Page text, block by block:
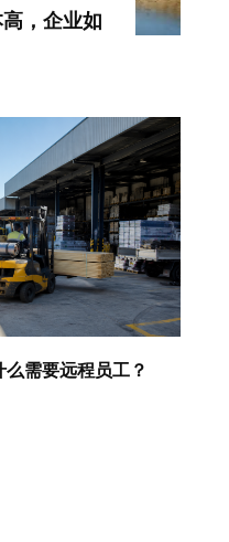
，企业如
需要远程员工？